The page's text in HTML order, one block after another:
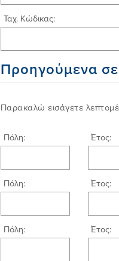
Ταχ. Κώδικας:
Προηγούμενα
Παρακαλώ εισάγετε
Πόλη: Έτος:
Πόλη: Έτος:
Πόλη: Έτος: